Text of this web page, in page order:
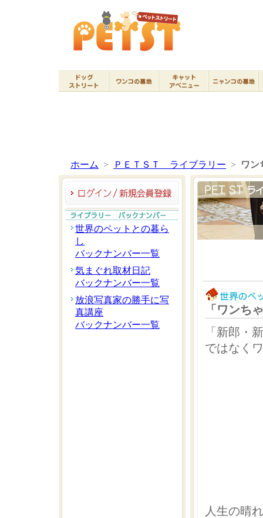
ホーム > ＰＥＴＳＴ ライブラリー > ワン
世界のペットとの暮ら
し
バックナンバー一覧
気まぐれ取材日記
バックナンバー一覧
放浪写真家の勝手に写
真講座
バックナンバー一覧
「ワンち
「新郎・
ではなく
人生の晴